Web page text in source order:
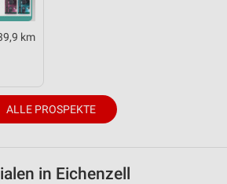
km
ALLE PROSPEKTE
in Eichenzell